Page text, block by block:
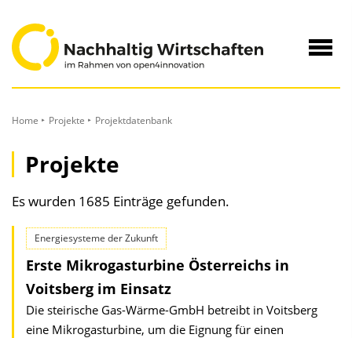
Inhalt
Home Projekte Projektdatenbank
Projekte
Es wurden 1685 Einträge gefunden.
Energiesysteme der Zukunft
Erste Mikrogasturbine Österreichs in
Voitsberg im Einsatz
Die steirische Gas-Wärme-GmbH betreibt in Voitsberg
eine Mikrogasturbine, um die Eignung für einen